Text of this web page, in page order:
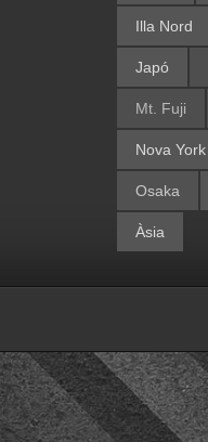
Illa Nord
Japó
Mt. Fuji
Nova York
Osaka
Àsia